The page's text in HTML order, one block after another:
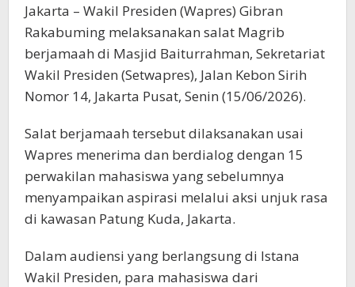
Jakarta – Wakil Presiden (Wapres) Gibran
Rakabuming melaksanakan salat Magrib
berjamaah di Masjid Baiturrahman, Sekretariat
Wakil Presiden (Setwapres), Jalan Kebon Sirih
Nomor 14, Jakarta Pusat, Senin (15/06/2026).
Salat berjamaah tersebut dilaksanakan usai
Wapres menerima dan berdialog dengan 15
perwakilan mahasiswa yang sebelumnya
menyampaikan aspirasi melalui aksi unjuk rasa
di kawasan Patung Kuda, Jakarta.
Dalam audiensi yang berlangsung di Istana
Wakil Presiden, para mahasiswa dari